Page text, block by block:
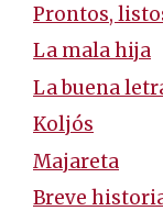
Prontos,
La mala hija
La buena
Koljós
Majareta
Breve